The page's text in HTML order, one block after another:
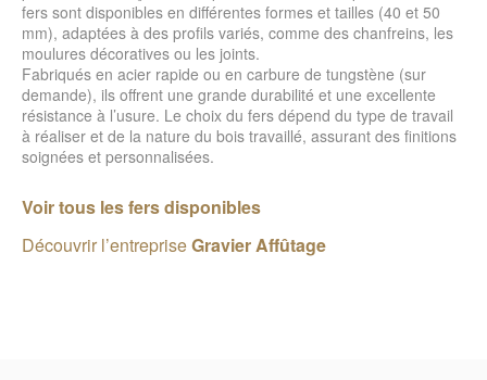
fers sont disponibles en différentes formes et tailles (40 et 50
mm), adaptées à des profils variés, comme des chanfreins, les
moulures décoratives ou les joints.
Fabriqués en acier rapide ou en carbure de tungstène (sur
demande), ils offrent une grande durabilité et une excellente
résistance à l’usure. Le choix du fers dépend du type de travail
à réaliser et de la nature du bois travaillé, assurant des finitions
soignées et personnalisées.
Voir tous les fers disponibles
Découvrir l’entrepriseGravier Affûtage